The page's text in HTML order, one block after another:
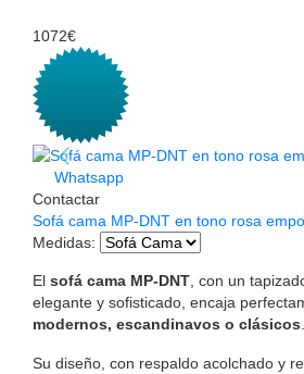
1072€
Whatsapp
Contactar
Sofá cama MP-DNT en tono rosa
Medidas:
El sofá cama MP-DNT , con un
elegante y sofisticado, encaja
modernos, escandinavos o clásicos
Su diseño, con respaldo acolchado y